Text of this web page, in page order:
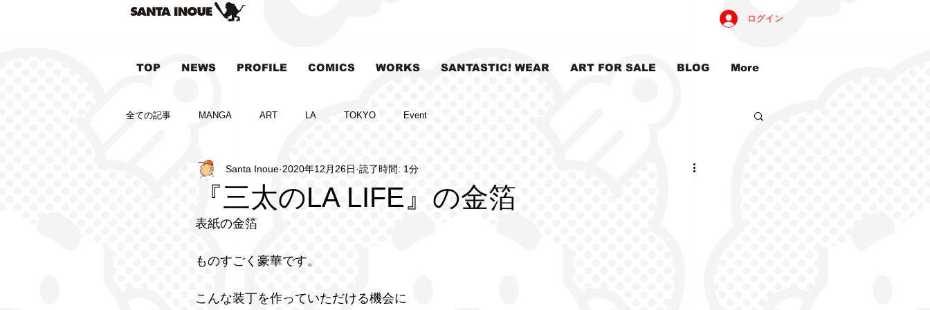
ログイン
TOP NEWS PROFILE COMICS WORKS SANTASTIC! WEAR ART FOR SALE BLOG More
全ての記事 MANGA ART LA TOKYO Event
『三太のLA LIFE』の金箔
Santa Inoue 2020年12月26日 読了時間: 1分
表紙の金箔
ものすごく豪華です。
こんな装丁を作っていただける機会に